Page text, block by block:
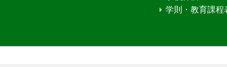
学則・教育課程